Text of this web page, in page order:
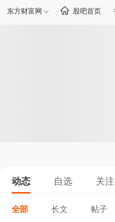
东方财富网 股吧首页
动态 自选 关注
全部 长文 帖子